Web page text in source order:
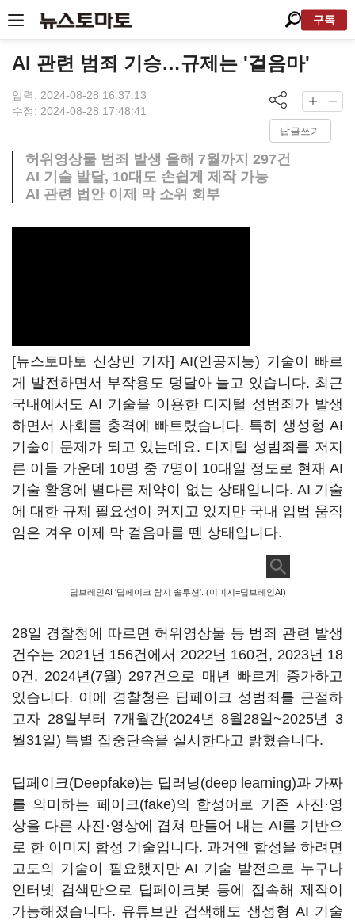
구독
AI 관련 범죄 기승…규제는 '걸음마'
입력: 2024-08-28 16:37:13
수정: 2024-08-28 17:48:41
답글쓰기
허위영상물 범죄 발생 올해 7월까지 297건
AI 기술 발달, 10대도 손쉽게 제작 가능
AI 관련 법안 이제 막 소위 회부
[뉴스토마토 신상민 기자] AI(인공지능) 기술이 빠르
게 발전하면서 부작용도 덩달아 늘고 있습니다. 최근
국내에서도 AI 기술을 이용한 디지털 성범죄가 발생
하면서 사회를 충격에 빠트렸습니다. 특히 생성형 AI
기술이 문제가 되고 있는데요. 디지털 성범죄를 저지
른 이들 가운데 10명 중 7명이 10대일 정도로 현재 AI
기술 활용에 별다른 제약이 없는 상태입니다. AI 기술
에 대한 규제 필요성이 커지고 있지만 국내 입법 움직
임은 겨우 이제 막 걸음마를 뗀 상태입니다.
딥브레인AI '딥페이크 탐지 솔루션'. (이미지=딥브레인AI)
28일 경찰청에 따르면 허위영상물 등 범죄 관련 발생
건수는 2021년 156건에서 2022년 160건, 2023년 18
0건, 2024년(7월) 297건으로 매년 빠르게 증가하고
있습니다. 이에 경찰청은 딥페이크 성범죄를 근절하
고자 28일부터 7개월간(2024년 8월28일~2025년 3
월31일) 특별 집중단속을 실시한다고 밝혔습니다.
딥페이크(Deepfake)는 딥러닝(deep learning)과 가짜
를 의미하는 페이크(fake)의 합성어로 기존 사진·영
상을 다른 사진·영상에 겹쳐 만들어 내는 AI를 기반으
로 한 이미지 합성 기술입니다. 과거엔 합성을 하려면
고도의 기술이 필요했지만 AI 기술 발전으로 누구나
인터넷 검색만으로 딥페이크봇 등에 접속해 제작이
가능해졌습니다. 유튜브만 검색해도 생성형 AI 기술